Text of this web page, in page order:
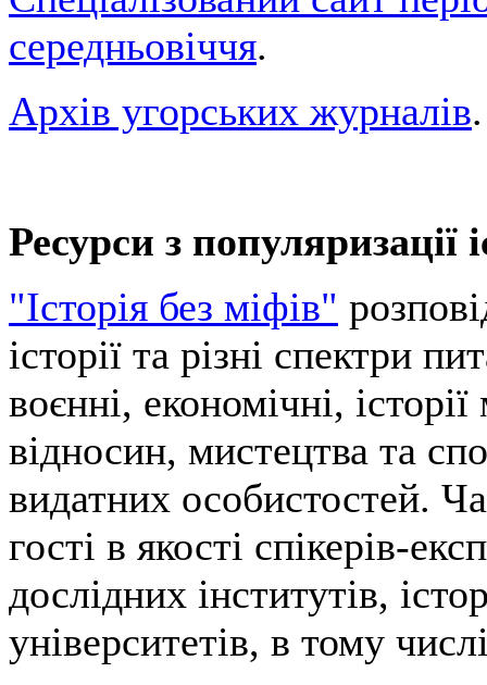
середньовіччя.
Архів угорських журналів.
Ресурси з популяризації
"Історія без міфів"
історії та різні спектри
воєнні, економічні,
відносин, мистецтва та
видатних особистостей.
гості в якості спікерів-
дослідних інститутів,
університетів, в тому